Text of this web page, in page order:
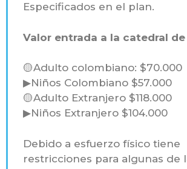
Especificados en el plan.
Valor entrada a la catedral de
🟡Adulto colombiano: $70.000
▶Niños Colombiano $57.000
🟡Adulto Extranjero $118.000
▶Niños Extranjero $104.000
Debido a esfuerzo físico tiene
restricciones para algunas de